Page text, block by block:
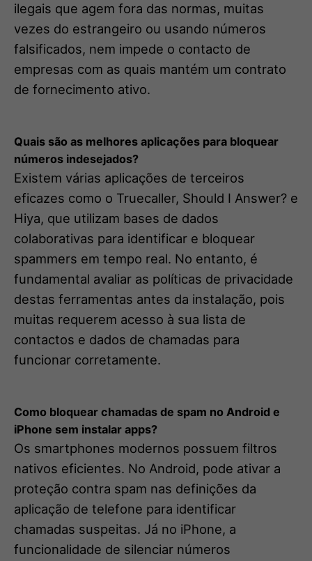
ilegais que agem fora das normas, muitas
vezes do estrangeiro ou usando números
falsificados, nem impede o contacto de
empresas com as quais mantém um contrato
de fornecimento ativo.
Quais são as melhores aplicações para bloquear
números indesejados?
Existem várias aplicações de terceiros
eficazes como o Truecaller, Should I Answer? e
Hiya, que utilizam bases de dados
colaborativas para identificar e bloquear
spammers em tempo real. No entanto, é
fundamental avaliar as políticas de privacidade
destas ferramentas antes da instalação, pois
muitas requerem acesso à sua lista de
contactos e dados de chamadas para
funcionar corretamente.
Como bloquear chamadas de spam no Android e
iPhone sem instalar apps?
Os smartphones modernos possuem filtros
nativos eficientes. No Android, pode ativar a
proteção contra spam nas definições da
aplicação de telefone para identificar
chamadas suspeitas. Já no iPhone, a
funcionalidade de silenciar números